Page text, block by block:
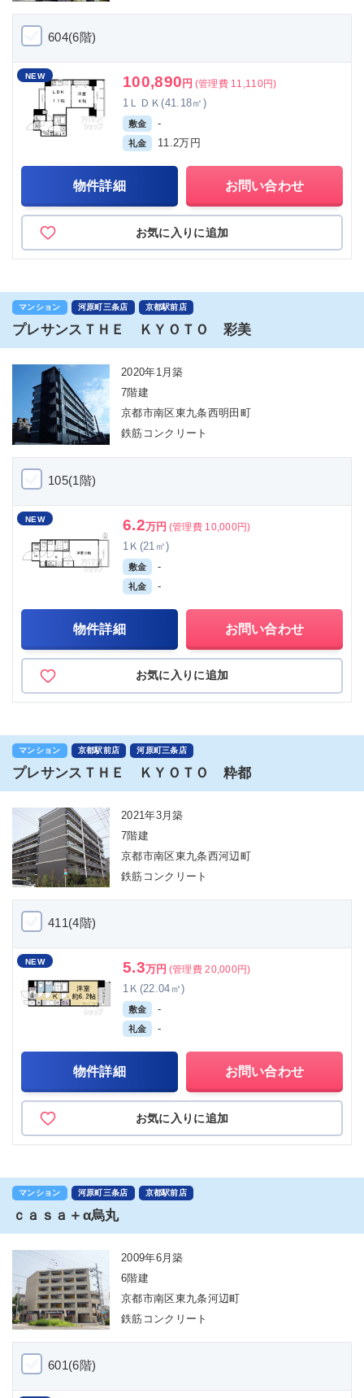
604(6階)
NEW 100,890 円 (管理費 11,110円)
1ＬＤＫ(41.18㎡)
敷金 -
礼金 11.2万円
物件詳細 お問い合わせ
お気に入りに追加
マンション 河原町三条店 京都駅前店
プレサンスＴＨＥ ＫＹＯＴＯ 彩美
2020年1月築
7階建
京都市南区東九条西明田町
鉄筋コンクリート
105(1階)
NEW 6.2万円 (管理費 10,000円)
1Ｋ(21㎡)
敷金 -
礼金 -
物件詳細 お問い合わせ
お気に入りに追加
マンション 京都駅前店 河原町三条店
プレサンスＴＨＥ ＫＹＯＴＯ 粋都
2021年3月築
7階建
京都市南区東九条西河辺町
鉄筋コンクリート
411(4階)
NEW 5.3万円 (管理費 20,000円)
1Ｋ(22.04㎡)
敷金 -
礼金 -
物件詳細 お問い合わせ
お気に入りに追加
マンション 河原町三条店 京都駅前店
ｃａｓａ＋α烏丸
2009年6月築
6階建
京都市南区東九条河辺町
鉄筋コンクリート
601(6階)